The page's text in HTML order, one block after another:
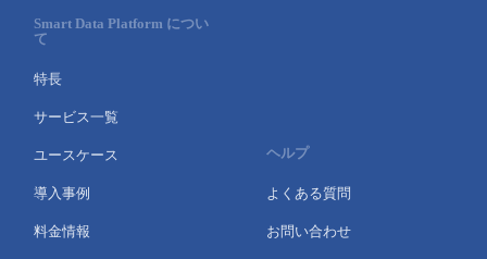
- Flexible Remote Access
Smart Data Platform につい
て
特長
サービス一覧
ユースケース
導入事例
料金情報
ヘルプ
よくある質問
お問い合わせ